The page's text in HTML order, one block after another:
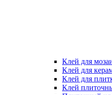
Клей для
Клей для
Клей для
Клей